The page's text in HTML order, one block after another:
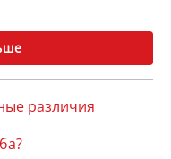
различия